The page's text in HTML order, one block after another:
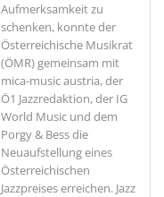
Aufmerksamkeit zu
schenken, konnte der
Österreichische Musikrat
(ÖMR) gemeinsam mit
mica-music austria, der
Ö1 Jazzredaktion, der IG
World Music und dem
Porgy & Bess die
Neuaufstellung eines
Österreichischen
Jazzpreises erreichen. Jazz